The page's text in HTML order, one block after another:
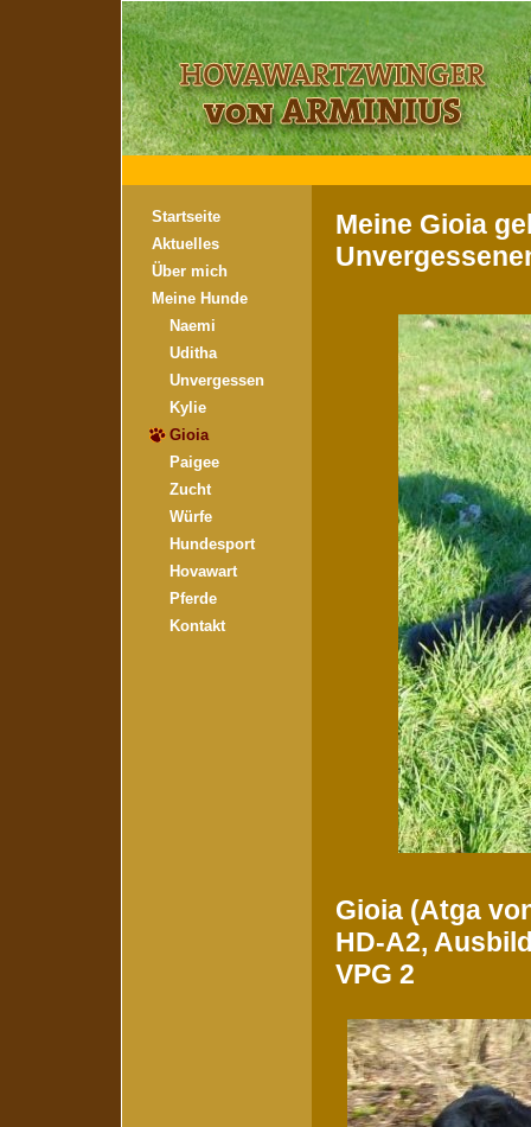
Startseite
Aktuelles
Über mich
Meine Hunde
Naemi
Uditha
Unvergessen
Kylie
Gioia
Paigee
Zucht
Würfe
Hundesport
Hovawart
Pferde
Kontakt
Meine Gioia
Gioia (Atga
HD-A2,
VPG 2